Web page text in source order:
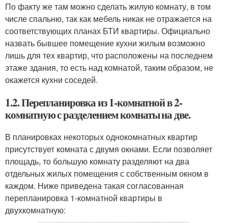
По факту же там можно сделать жилую комнату, в том
числе спальню, так как мебель никак не отражается на
соответствующих планах БТИ квартиры. Официально
назвать бывшее помещение кухни жилым возможно
лишь для тех квартир, что расположены на последнем
этаже здания, то есть над комнатой, таким образом, не
окажется кухни соседей.
1.2. Перепланировка из 1-комнатной в 2-
комнатную с разделением комнаты на две.
В планировках некоторых однокомнатных квартир
присутствует комната с двумя окнами. Если позволяет
площадь, то большую комнату разделяют на два
отдельных жилых помещения с собственным окном в
каждом. Ниже приведена такая согласованная
перепланировка 1-комнатной квартиры в
двухкомнатную: